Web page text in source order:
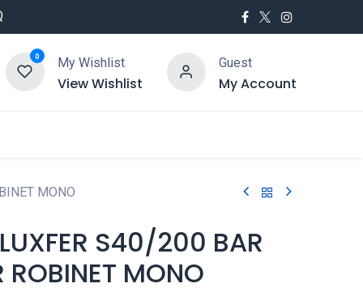
0 My Wishlist
View Wishlist
Guest
My Account
MONO
S40/200 BAR
ROBINET MONO